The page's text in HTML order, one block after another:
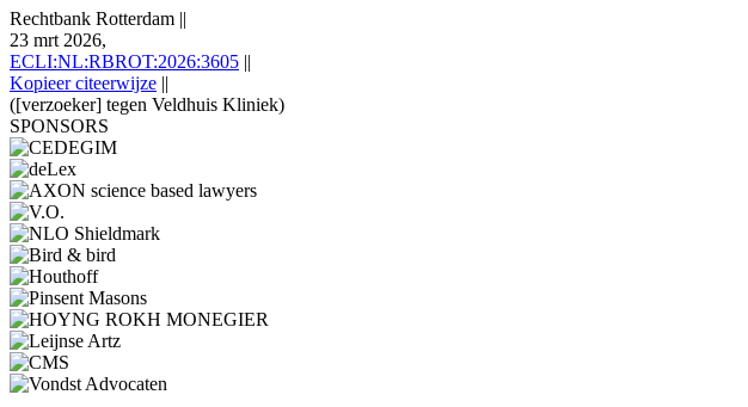
Rechtbank Rotterdam ||
23 mrt 2026,
ECLI:NL:RBROT:2026:3605 ||
Kopieer citeerwijze ||
([verzoeker] tegen Veldhuis Kliniek)
SPONSORS